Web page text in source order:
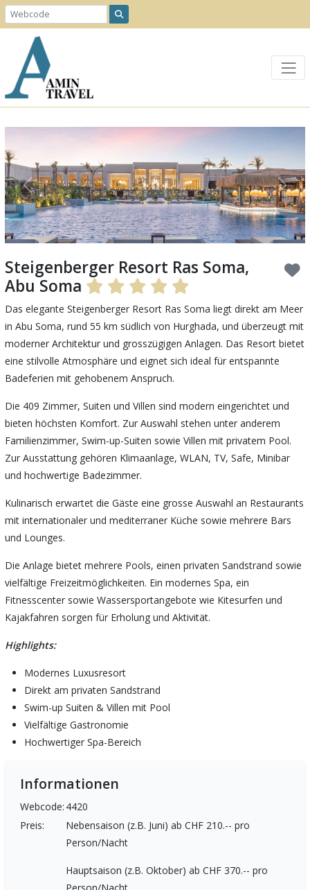
Previous Next
Steigenberger Resort Ras Soma,
Abu Soma
Das elegante Steigenberger Resort Ras Soma liegt direkt am Meer
in Abu Soma, rund 55 km südlich von Hurghada, und überzeugt mit
moderner Architektur und grosszügigen Anlagen. Das Resort bietet
eine stilvolle Atmosphäre und eignet sich ideal für entspannte
Badeferien mit gehobenem Anspruch.
Die 409 Zimmer, Suiten und Villen sind modern eingerichtet und
bieten höchsten Komfort. Zur Auswahl stehen unter anderem
Familienzimmer, Swim-up-Suiten sowie Villen mit privatem Pool.
Zur Ausstattung gehören Klimaanlage, WLAN, TV, Safe, Minibar
und hochwertige Badezimmer.
Kulinarisch erwartet die Gäste eine grosse Auswahl an Restaurants
mit internationaler und mediterraner Küche sowie mehrere Bars
und Lounges.
Die Anlage bietet mehrere Pools, einen privaten Sandstrand sowie
vielfältige Freizeitmöglichkeiten. Ein modernes Spa, ein
Fitnesscenter sowie Wassersportangebote wie Kitesurfen und
Kajakfahren sorgen für Erholung und Aktivität.
Highlights:
Modernes Luxusresort
Direkt am privaten Sandstrand
Swim-up Suiten & Villen mit Pool
Vielfältige Gastronomie
Hochwertiger Spa-Bereich
Informationen
Webcode: 4420
Preis:
Nebensaison (z.B. Juni) ab CHF 210.-- pro
Person/Nacht
Hauptsaison (z.B. Oktober) ab CHF 370.-- pro
Person/Nacht